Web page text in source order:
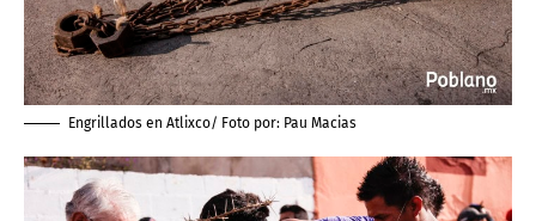
Engrillados en Atlixco/ Foto por: Pau Macias